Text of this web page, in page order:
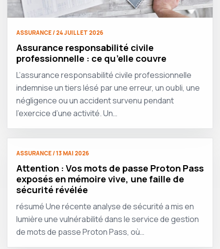
ASSURANCE / 24 JUILLET 2026
Assurance responsabilité civile
professionnelle : ce qu’elle couvre
L’assurance responsabilité civile professionnelle
indemnise un tiers lésé par une erreur, un oubli, une
négligence ou un accident survenu pendant
l’exercice d’une activité. Un…
ASSURANCE / 13 MAI 2026
Attention : Vos mots de passe Proton Pass
exposés en mémoire vive, une faille de
sécurité révélée
résumé Une récente analyse de sécurité a mis en
lumière une vulnérabilité dans le service de gestion
de mots de passe Proton Pass, où…